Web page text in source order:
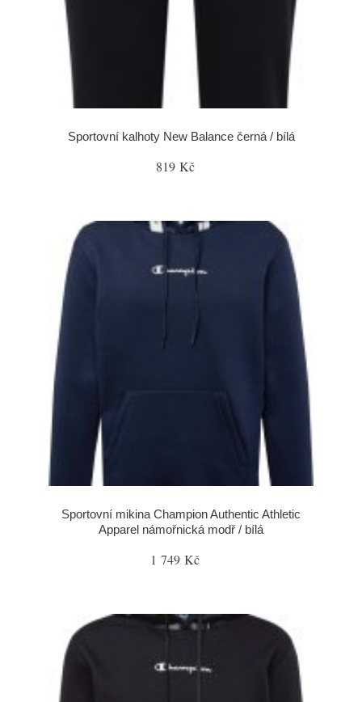
Sportovní kalhoty New Balance černá / bílá
819 Kč
Sportovní mikina Champion Authentic Athletic
Apparel námořnická modř / bílá
1 749 Kč